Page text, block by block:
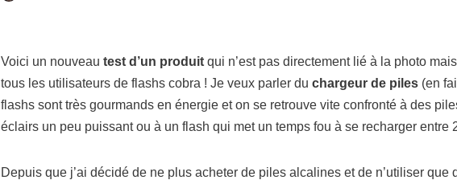
Voici un nouveau test d’un produitqui n’est pas directement lié à la photo
tous les utilisateurs de flashs cobra ! Je veux parler du chargeur de piles(en
flashs sont très gourmands en énergie et on se retrouve vite confronté à des
éclairs un peu puissant ou à un flash qui met un temps fou à se recharger entre
Depuis que j’ai décidé de ne plus acheter de piles alcalines et de n’utiliser que